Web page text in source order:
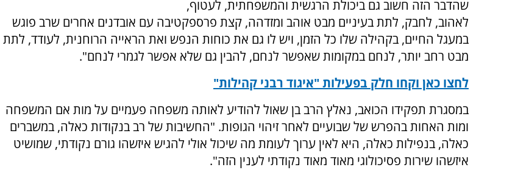
שהדבר הזה חשוב גם ביכולת הרגשית והמשפחתית, לעטוף,
לאהוב, לחבק, לתת בעיניים מבט אוהב ומזדהה, קצת פרספקטיבה עם אובדנים אחרים שרב פוגש
במעגל החיים, בקהילה שלו כל הזמן, ויש לו גם את כוחות הנפש ואת הראייה הרוחנית, לעודד, לתת
מבט רחב יותר, לנחם במקומות שאפשר לנחם, להבין גם שלא אפשר לגמרי לנחם".
לחצו כאן וקחו חלק בפעילות "איגוד רבני קהילות"
במסגרת תפקידו הכואב, נאלץ הרב בן שאול להודיע לאותה משפחה פעמיים על מות אם המשפחה
ומות האחות בהפרש של שבועיים לאחר זיהוי הגופות. "החשיבות של רב בנקודות כאלה, במשברים
כאלה, בנפילות כאלה, היא לאין ערוך לעומת מה שיכול אולי להגיש איזשהו גורם נקודתי, שמושיט
איזשהו שירות פסיכולוגי מאוד מאוד נקודתי לענין הזה".